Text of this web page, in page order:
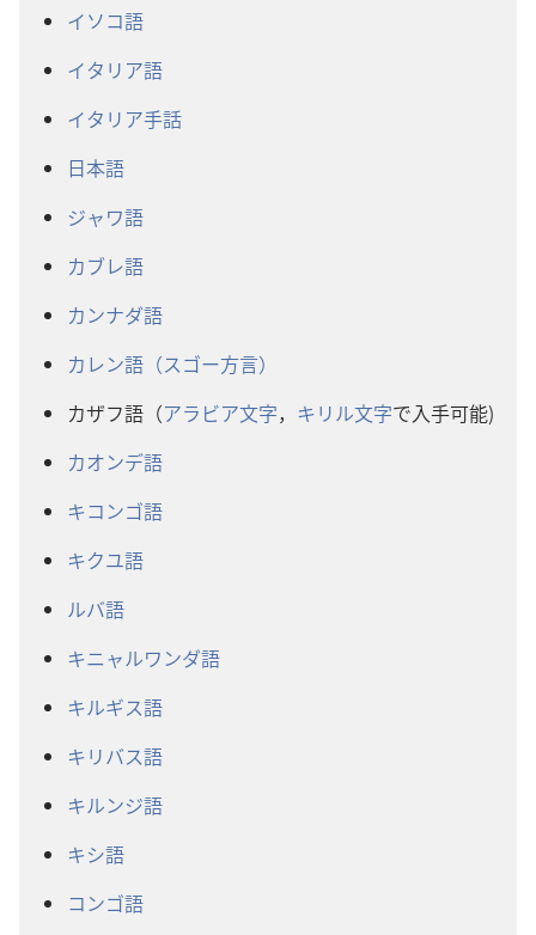
イソコ語
イタリア語
イタリア手話
日本語
ジャワ語
カブレ語
カンナダ語
カレン語（スゴー方言）
カザフ語（アラビア文字， キリル文字で入手可能)
カオンデ語
キコンゴ語
キクユ語
ルバ語
キニャルワンダ語
キルギス語
キリバス語
キルンジ語
キシ語
コンゴ語